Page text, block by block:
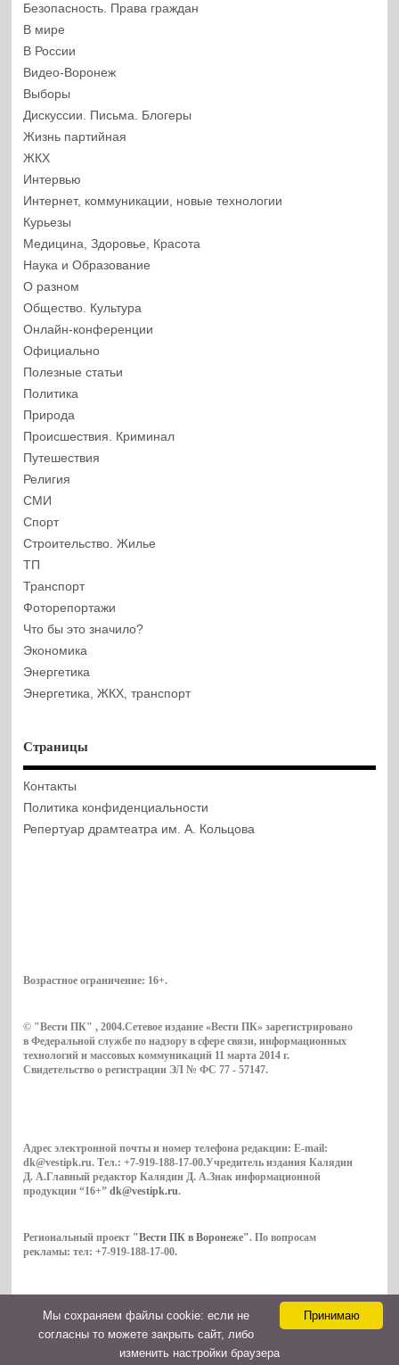
Безопасность. Права граждан
В мире
В России
Видео-Воронеж
Выборы
Дискуссии. Письма. Блогеры
Жизнь партийная
ЖКХ
Интервью
Интернет, коммуникации, новые технологии
Курьезы
Медицина, Здоровье, Красота
Наука и Образование
О разном
Общество. Культура
Онлайн-конференции
Официально
Полезные статьи
Политика
Природа
Происшествия. Криминал
Путешествия
Религия
СМИ
Спорт
Строительство. Жилье
ТП
Транспорт
Фоторепортажи
Что бы это значило?
Экономика
Энергетика
Энергетика, ЖКХ, транспорт
Страницы
Контакты
Политика конфиденциальности
Репертуар драмтеатра им. А. Кольцова
Возрастное ограничение: 16+.
© "Вести ПК" , 2004.Сетевое издание «Вести ПК» зарегистрировано
в Федеральной службе по надзору в сфере связи, информационных
технологий и массовых коммуникаций 11 марта 2014 г.
Свидетельство о регистрации ЭЛ № ФС 77 - 57147.
Адрес электронной почты и номер телефона редакции: E-mail:
dk@vestipk.ru. Тел.: +7-919-188-17-00.Учредитель издания Калядин
Д. А.Главный редактор Калядин Д. А.Знак информационной
продукции “16+”dk@vestipk.ru.
Региональный проект "Вести ПК в Воронеже". По вопросам
рекламы: тел: +7-919-188-17-00.
Copyright © 2026. ВестиПК в Воронеже
Контакты
Принимаю
Мы cохраняем файлы cookie: если не
согласны то можете закрыть сайт, либо
изменить настройки браузера